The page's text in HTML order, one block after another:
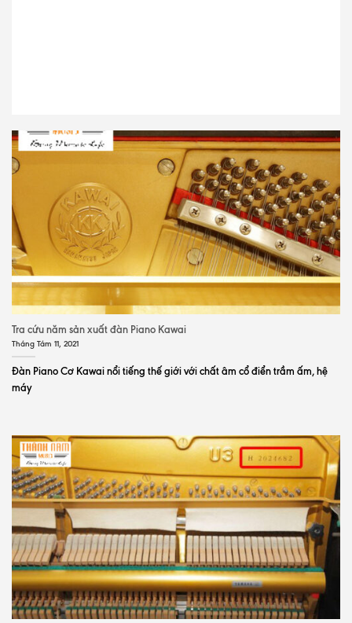
Tra cứu năm sản xuất đàn Piano Kawai
Tháng Tám 11, 2021
Đàn Piano Cơ Kawai nổi tiếng thế giới với chất âm cổ điển trầm ấm, hệ
máy